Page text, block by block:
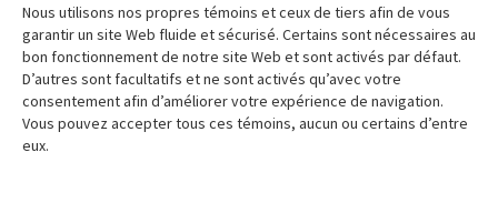
Salle de presse
Ressources
Articles
Support
Social
Media
Global
FR
Nous utilisons nos propres témoins et ceux de tiers afin de vous
garantir un site Web fluide et sécurisé. Certains sont nécessaires au
bon fonctionnement de notre site Web et sont activés par défaut.
D’autres sont facultatifs et ne sont activés qu’avec votre
consentement afin d’améliorer votre expérience de navigation.
Vous pouvez accepter tous ces témoins, aucun ou certains d’entre
eux.